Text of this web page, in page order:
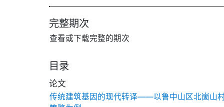
完整期次
查看或下载完整的期次
目录
论文
传统建筑基因的现代转译——以鲁中山区北崮山